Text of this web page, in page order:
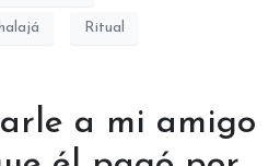
Ritual
a mi amigo